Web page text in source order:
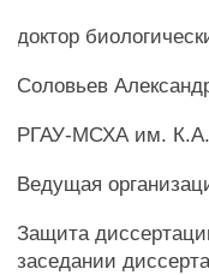
доктор
Соловьев
РГАУ-МСХА им. К.А.
Ведущая
Защита
заседании